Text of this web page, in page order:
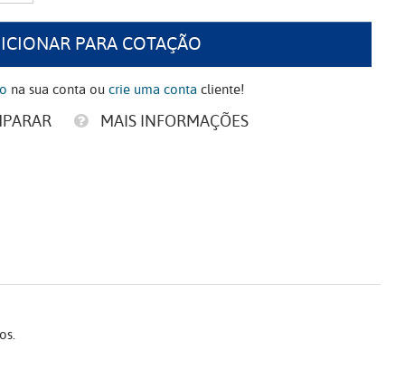
PARA COTAÇÃO
na sua conta oucrie uma conta cliente!
MAIS INFORMAÇÕES